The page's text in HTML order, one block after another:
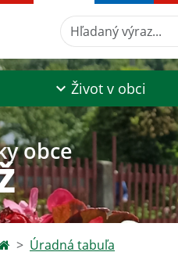
Hľadaný výraz...
Život v obci
obce
Úradná tabuľa